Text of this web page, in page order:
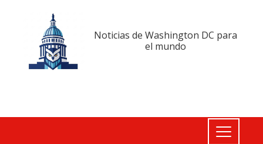
Noticias de Washington DC para
el mundo